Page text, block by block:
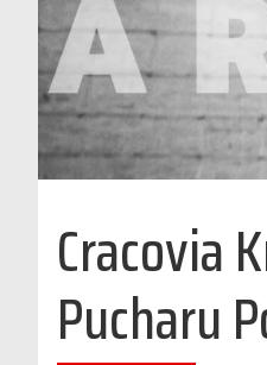
Cracovia
Pucharu